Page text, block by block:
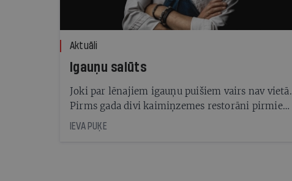
Aktuāli
Igauņu salūts
Joki par lēnajiem igauņu puišiem vairs nav vietā.
Pirms gada divi kaimiņzemes restorāni pirmie
Baltijā saņēma Michelin zvaigznes. Kas viesus
sagaida vienā no tiem — Noa Chef’s Hall Tallinā?
IEVA PUĶE